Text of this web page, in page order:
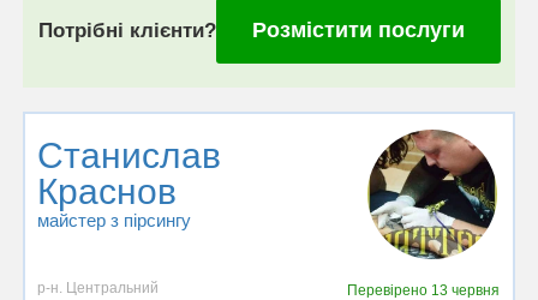
Потрібні клієнти? Розмістити послуги
Станислав
Краснов
майстер з пірсингу
р-н. Центральний Перевірено 13 червня